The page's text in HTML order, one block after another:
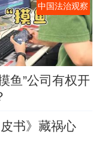
中国法治观察
摸鱼”公司有权开
书》藏祸心